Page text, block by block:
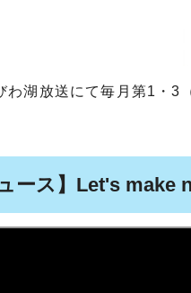
わ湖放送にて毎月第1・3
ュース】Let's